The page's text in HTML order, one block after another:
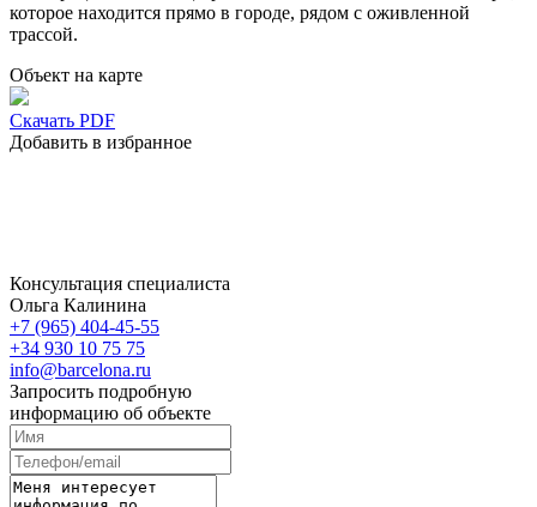
которое находится прямо в городе, рядом с оживленной
трассой.
Объект на карте
Скачать PDF
Добавить в избранное
Консультация специалиста
Ольга Калинина
+7 (965) 404-45-55
+34 930 10 75 75
info@barcelona.ru
Запросить подробную
информацию об объекте